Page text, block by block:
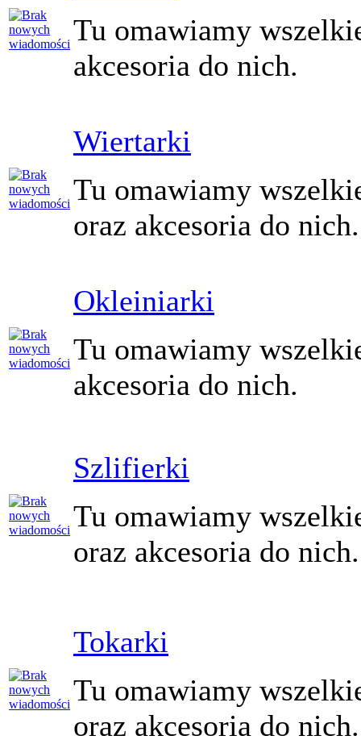
Tu omawiamy
akcesoria do nich.
Wiertarki
Tu omawiamy
oraz akcesoria do nich.
Okleiniarki
Tu omawiamy
akcesoria do nich.
Szlifierki
Tu omawiamy
oraz akcesoria do nich.
Tokarki
Tu omawiamy
oraz akcesoria do nich.